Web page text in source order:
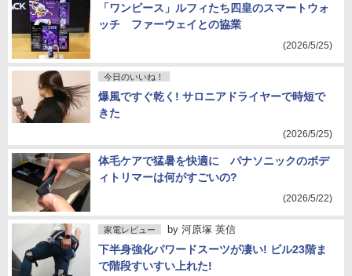
「ワンピース」ルフィたち四皇のスマートウォ
ッチ ファーウェイとの協業
(2026/5/25)
今日のいいね！
爆風ですぐ乾く! サロニアドライヤーで時短で
きた
(2026/5/25)
体毛ケアで猛暑を快適に パナソニックのボデ
ィトリマーは何がすごいの?
(2026/5/22)
家電レビュー by 河原塚 英信
下半身強化パワードスーツが凄い! ビル23階ま
で階段すいすい上れた!